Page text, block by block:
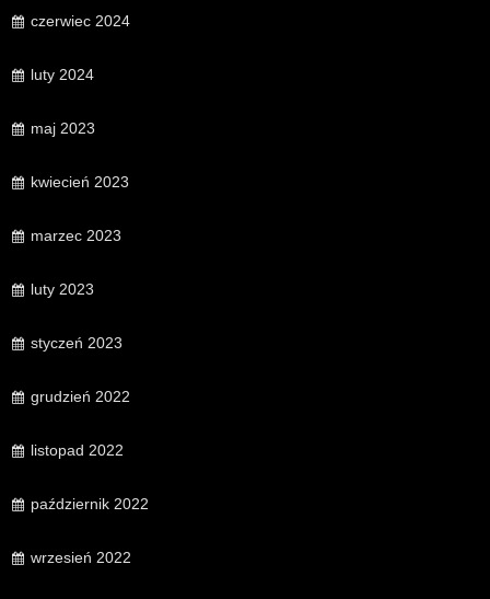
czerwiec 2024
luty 2024
maj 2023
kwiecień 2023
marzec 2023
luty 2023
styczeń 2023
grudzień 2022
listopad 2022
październik 2022
wrzesień 2022